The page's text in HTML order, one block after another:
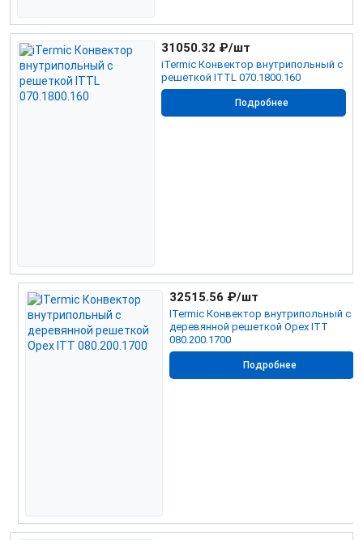
iTermic Конвектор внутрипольный с
решеткой ITTL 070.1800.160
31050.32 ₽/шт
Подробнее
ITermic Конвектор внутрипольный с
деревянной решеткой Орех ITT
080.200.1700
32515.56 ₽/шт
Подробнее